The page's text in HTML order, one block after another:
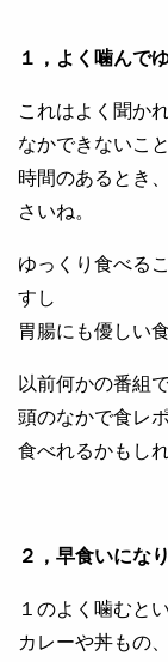
１，よく噛んで
これはよく聞か
なかできないこ
時間のあるとき
さいね。
ゆっくり食べる
すし
胃腸にも優しい
以前何かの番組
頭のなかで食レ
食べれるかもし
２，早食いにな
１のよく噛むと
カレーや丼もの